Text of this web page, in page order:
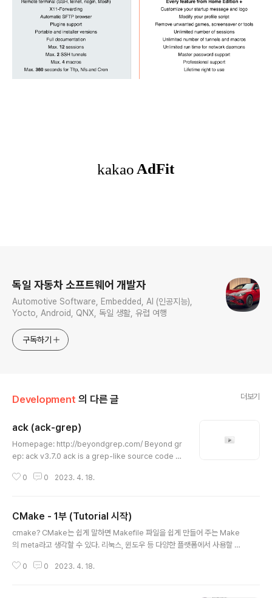
독일 자동차 소프트웨어 개발자
Automotive Software, Embedded, AI (인공지능),
Yocto, Android, QNX, 독일 생활, 유럽 여행
구독하기
Development 의 다른 글 더보기
ack (ack-grep)
Homepage: http://beyondgrep.com/ Beyond gr
ep: ack v3.7.0 ack is a grep-like source code se
eased 2023-02-25. Designed for programmer
vantage of the power of Perl's regul beyondgre
p.com ack is a tool like grep, optimized for prog
rammers. ack는 perl로 만들어져 있..
0 0 2023. 4. 18.
CMake - 1부 (Tutorial 시작)
cmake? CMake는 쉽게 말하면 Makefile 파일을 쉽게 만들어 주는 Make
의 meta라고 생각할 수 있다. 리눅스, 윈도우 등 다양한 플랫폼에서 사용할 수
가 webOS 개발 프로젝트에 참여 중인데, 가장 많이 쓰는 component 빌드
0 0 2023. 4. 18.